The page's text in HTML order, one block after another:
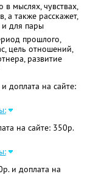
мыслях, чувствах,
а также расскажет,
для пары
прошлого,
цель отношений,
развитие
доплата на сайте:
на сайте: 350р.
и доплата на